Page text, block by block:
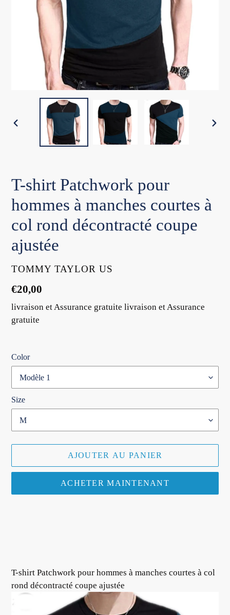
DIAPOSITIVE
PRÉCÉDENTE
T-shirt Patchwork pour
hommes à manches courtes à
col rond décontracté coupe
ajustée
DISTRIBUTEUR
TOMMY TAYLOR US
Prix
normal
€20,00
livraison et Assurance gratuite livraison et Assurance
gratuite
Color
Size
AJOUTER AU PANIER
ACHETER MAINTENANT
panier
T-shirt Patchwork pour hommes à manches courtes à col
rond décontracté coupe ajustée